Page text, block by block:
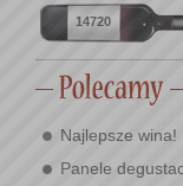
14720
Najlepsze wina!
Panele